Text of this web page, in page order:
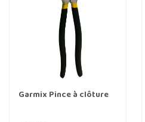
Garmix Pince à clôture